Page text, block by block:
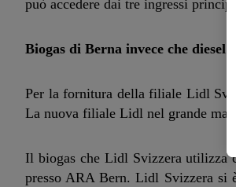
può accedere dai tre ingressi
Biogas di Berna invece che diesel
Per la fornitura della filiale Lidl
La nuova filiale Lidl nel grande
Il biogas che Lidl Svizzera utilizza
presso ARA Bern. Lidl Svizzera